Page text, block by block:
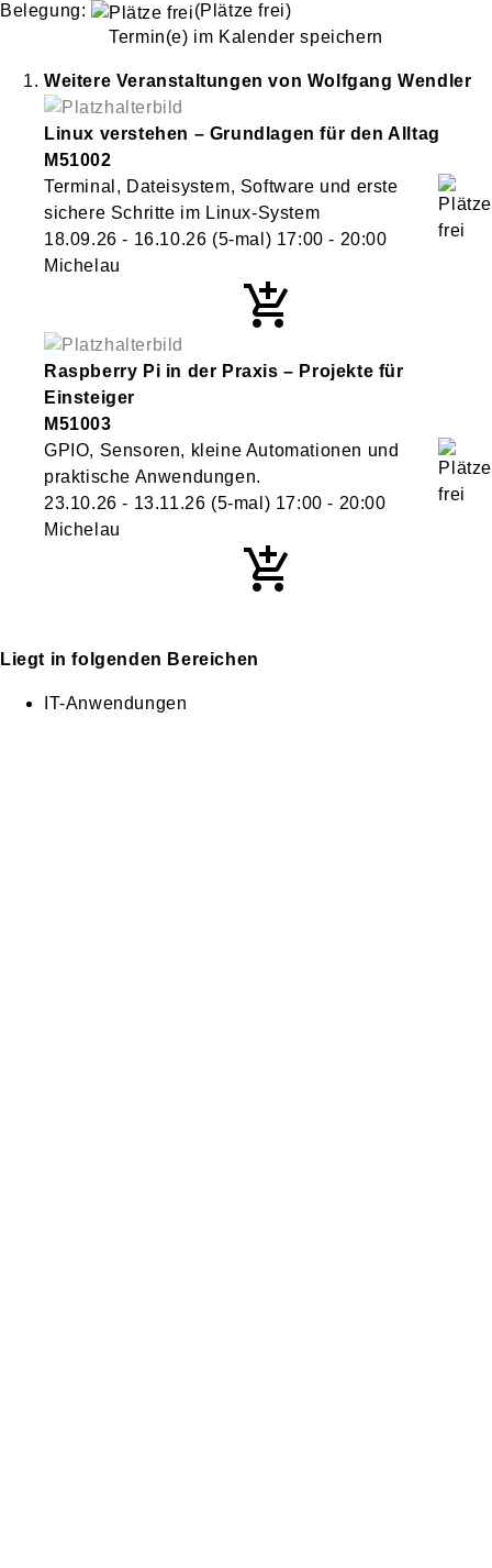
Belegung:
(Plätze frei)
Termin(e) im Kalender speichern
Weitere Veranstaltungen von WolfgangWendler
Linux verstehen – Grundlagen für den Alltag
M51002
Terminal, Dateisystem, Software und erste
sichere Schritte im Linux-System
18.09.26 - 16.10.26 (5-mal) 17:00 - 20:00
Michelau
Raspberry Pi in der Praxis – Projekte für
Einsteiger
M51003
GPIO, Sensoren, kleine Automationen und
praktische Anwendungen.
23.10.26 - 13.11.26 (5-mal) 17:00 - 20:00
Michelau
Liegt in folgenden Bereichen
IT-Anwendungen